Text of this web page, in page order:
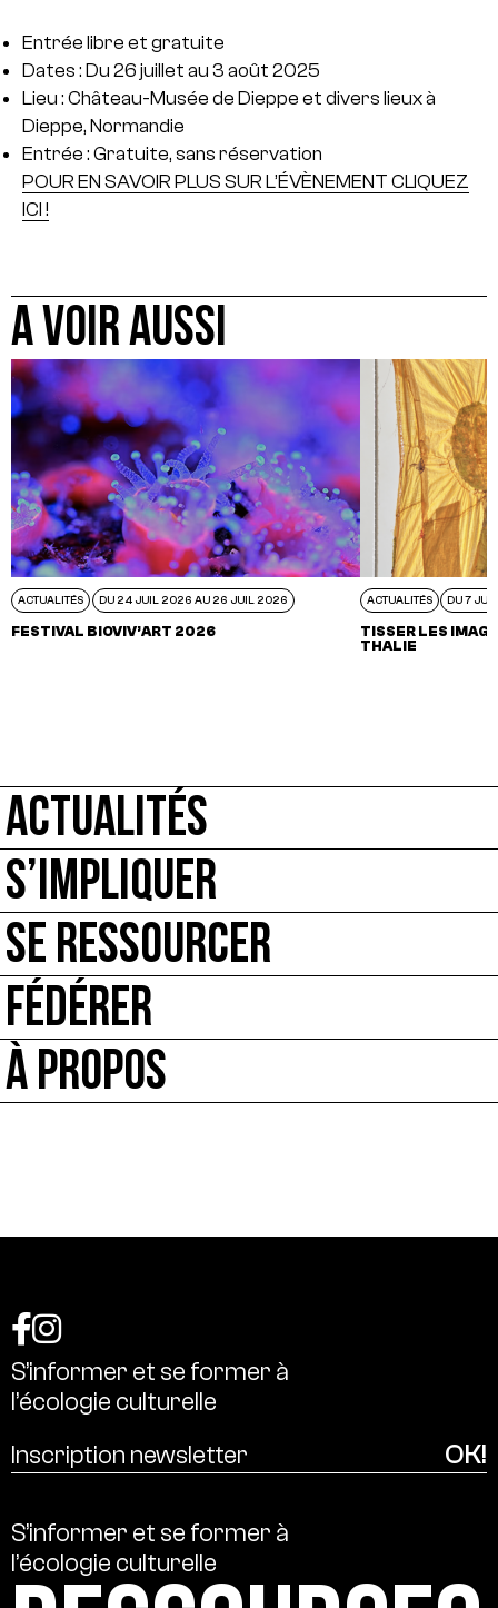
Entrée libre et gratuite
Dates : Du 26 juillet au 3 août 2025
Lieu : Château-Musée de Dieppe et divers lieux à
Dieppe, Normandie
Entrée : Gratuite, sans réservation
POUR EN SAVOIR PLUS SUR L’ÉVÈNEMENT CLIQUEZ
ICI !
A VOIR AUSSI
ACTUALITÉS DU 24 JUIL 2026 AU 26 JUIL 2026
FESTIVAL BIOVIV’ART 2026
ACTUALITÉS DU 7
TISSER LES
THALIE
ACTUALITÉS
S’IMPLIQUER
SE RESSOURCER
FÉDÉRER
À PROPOS
S’informer et se former à
l’écologie culturelle
S’informer et se former à
l’écologie culturelle